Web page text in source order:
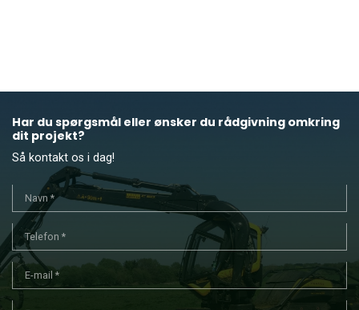
Har du spørgsmål eller ønsker du rådgivning omkring
dit projekt?
Så kontakt os i dag!